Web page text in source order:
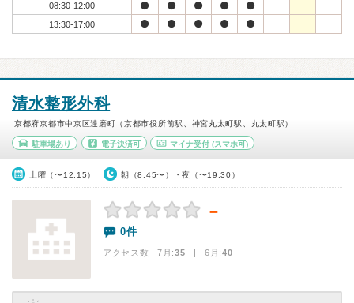
08:30-12:00
13:30-17:00
清水整形外科
京都府京都市中京区達磨町（京都市役所前駅、神宮丸太町駅、丸太町駅）
駐車場あり 電子決済可 マイナ受付 (スマホ可)
土曜（〜12:15） 朝（8:45〜）・夜（〜19:30）
－
0件
アクセス数 7月:35 | 6月:40